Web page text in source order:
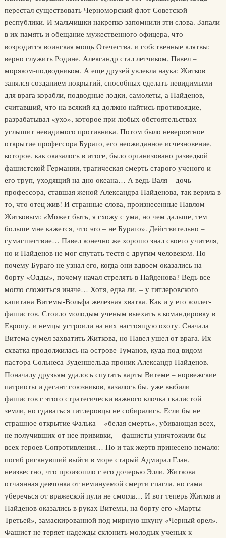
перестал существовать Черноморский флот Советской
республики. И мальчишки накрепко запомнили эти слова. Запали
в их память и обещание мужественного офицера, что
возродится воинская мощь Отечества, и собственные клятвы:
верно служить Родине. Александр стал летчиком, Павел –
моряком-подводником. А еще друзей увлекла наука: Житков
занялся созданием покрытий, способных сделать невидимыми
для врага корабли, подводные лодки, самолеты, а Найденов,
считавший, что на всякий яд должно найтись противоядие,
разрабатывал «ухо», которое при любых обстоятельствах
услышит невидимого противника. Потом было невероятное
открытие профессора Бураго, его неожиданное исчезновение,
которое, как оказалось в итоге, было организовано разведкой
фашистской Германии, трагическая смерть старого ученого и –
его труп, уходящий на дно океана… А ведь Валя – дочь
профессора, ставшая женой Александра Найденова, так верила в
то, что отец жив! И странные слова, произнесенные Павлом
Житковым: «Может быть, я схожу с ума, но чем дальше, тем
больше мне кажется, что это – не Бураго». Действительно –
сумасшествие… Павел конечно же хорошо знал своего учителя,
но и Найденов не мог спутать тестя с другим человеком. Но
почему Бураго не узнал его, когда они вдвоем оказались на
борту «Одды», почему начал стрелять в Найденова? Ведь все
могло сложиться иначе… Хотя, едва ли, – у гитлеровского
капитана Витемы-Вольфа железная хватка. Как и у его коллег-
фашистов. Стоило молодым ученым выехать в командировку в
Европу, и немцы устроили на них настоящую охоту. Сначала
Витема сумел захватить Житкова, но Павел ушел от врага. Их
схватка продолжилась на острове Туманов, куда под видом
пастора Сольнеса-Зуденшельда проник Александр Найденов.
Поначалу друзьям удалось спутать карты Витеме – норвежские
патриоты и десант союзников, казалось бы, уже выбили
фашистов с этого стратегически важного клочка скалистой
земли, но сдаваться гитлеровцы не собирались. Если бы не
страшное открытие Фалька – «белая смерть», убивающая всех,
не получивших от нее прививки, – фашисты уничтожили бы
всех героев Сопротивления… Но и так жертв принесено немало:
погиб рискнувший выйти в море старый Адмирал Глан,
неизвестно, что произошло с его дочерью Элли. Житкова
отчаянная девчонка от неминуемой смерти спасла, но сама
уберечься от вражеской пули не смогла… И вот теперь Житков и
Найденов оказались в руках Витемы, на борту его «Марты
Третьей», замаскированной под мирную шхуну «Черный орел».
Фашист не теряет надежды склонить молодых ученых к